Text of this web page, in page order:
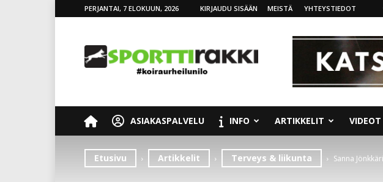
PERJANTAI, 7 ELOKUUN, 2026 KIRJAUDU SISÄÄN MEISTÄ YHTEYSTIEDOT
ASIAKASPALVELU INFO ARTIKKELIT
Etusivu Artikkelit Terveys & liikunta Sanna